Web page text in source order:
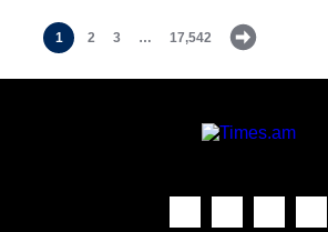
1 2 3 … 17,542